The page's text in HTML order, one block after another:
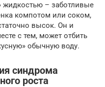
жидкостью – заботливые
компотом или соком,
высок. Он и
с тем, может отбить
обычную воду.
синдрома
роста